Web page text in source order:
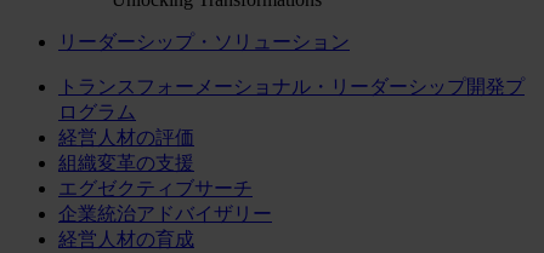
リーダーシップ・ソリューション
トランスフォーメーショナル・リーダーシップ開発プ
ログラム
経営人材の評価
組織変革の支援
エグゼクティブサーチ
企業統治アドバイザリー
経営人材の育成